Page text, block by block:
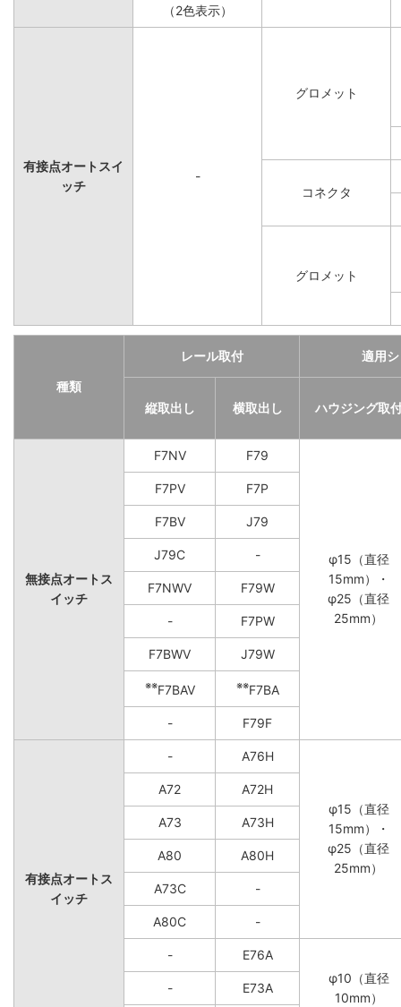
（2色表示）
有接点オートスイ
ッチ
-
グロメット
コネクタ
グロメット
種類
レール取付 適用
縦取出し 横取出し ハウジング取
無接点オートス
イッチ
F7NV F79
φ15（直径
15mm）・
φ25（直径
25mm）
F7PV F7P
F7BV J79
J79C -
F7NWV F79W
- F7PW
F7BWV J79W
※※F7BAV ※※F7BA
- F79F
有接点オートス
イッチ
- A76H
φ15（直径
15mm）・
φ25（直径
25mm）
A72 A72H
A73 A73H
A80 A80H
A73C -
A80C -
-
E76A
φ10（直径
10mm）
- E73A